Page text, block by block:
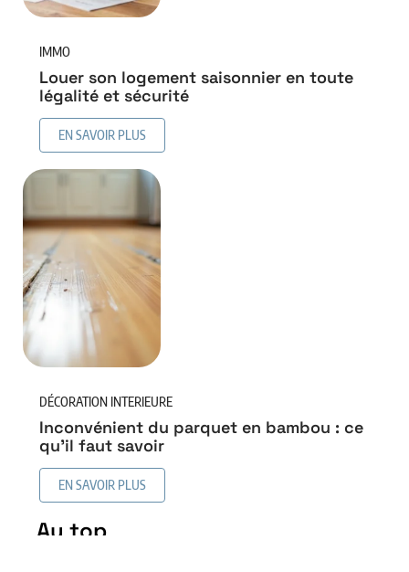
IMMO
Louer son logement saisonnier en toute
légalité et sécurité
EN SAVOIR PLUS
DÉCORATION INTERIEURE
Inconvénient du parquet en bambou : ce
qu’il faut savoir
EN SAVOIR PLUS
Au top